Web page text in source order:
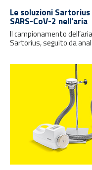
Le soluzioni
SARS-CoV-2 nell’aria
Il campionamento
Sartorius, seguito da